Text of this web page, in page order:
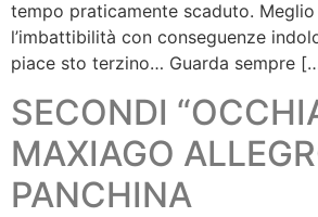
tempo praticamente scaduto.
l’imbattibilità con conseguenze
piace sto terzino… Guarda sempre
SECONDI
MAXIAGO
PANCHINA